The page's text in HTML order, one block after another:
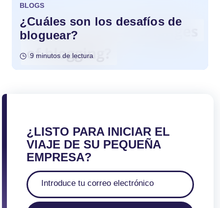
BLOGS
¿Cuáles son los desafíos de
bloguear?
9 minutos de lectura
¿LISTO PARA INICIAR EL
VIAJE DE SU PEQUEÑA
EMPRESA?